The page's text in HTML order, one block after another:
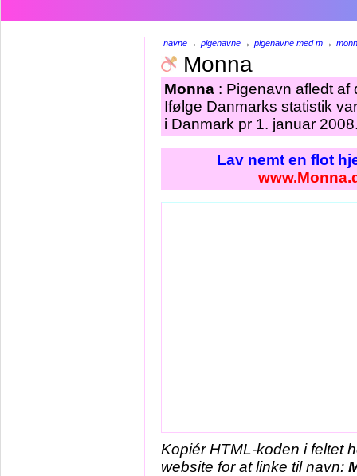
navne→ pigenavne→ pigenavne med m→
Monna
Monna : Pigenavn afledt af
Ifølge Danmarks statistik
i Danmark pr 1. januar
Lav nemt en flot
Kopiér HTML-koden i feltet
website for at linke til navn: